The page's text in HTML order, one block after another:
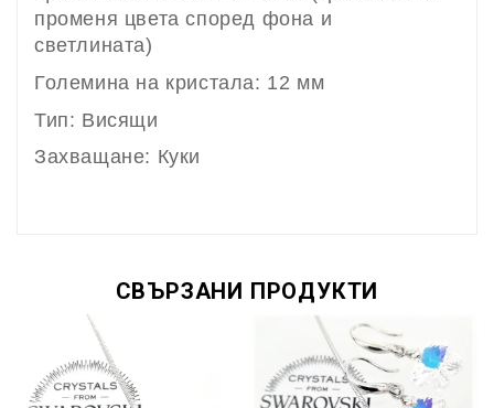
променя цвета според фона и
светлината)
Големина на кристала: 12 мм
Тип: Висящи
Захващане: Куки
СВЪРЗАНИ ПРОДУКТИ